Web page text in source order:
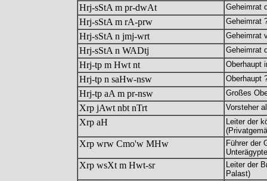
Hrj-sStA m pr-dwAt Geheimrat
Hrj-sStA m rA-prw Geheimrat
Hrj-sStA n jmj-wrt Geheimrat
Hrj-sStA n WADtj Geheimrat
Hrj-tp m Hwt nt Oberhaupt
Hrj-tp n saHw-nsw Oberhaupt
Hrj-tp aA m pr-nsw Großes
Xrp jAwt nbt nTrt Vorsteher
Xrp aH
Leiter der
Xrp wrw Cmo'w MHw
Führer der
Xrp wsXt m Hwt-sr
Leiter der
Palast)